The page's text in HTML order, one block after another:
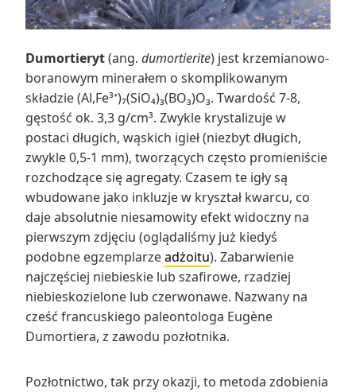
Dumortieryt(ang. dumortierite) jest krzemianowo-
boranowym minerałem o skomplikowanym
składzie (Al,Fe³⁺)₇(SiO₄)₃(BO₃)O₃. Twardość 7-8,
gęstość ok. 3,3 g/cm³. Zwykle krystalizuje w
postaci długich, wąskich igieł (niezbyt długich,
zwykle 0,5-1 mm), tworzących często promieniście
rozchodzące się agregaty. Czasem te igły są
wbudowane jako inkluzje w kryształ kwarcu, co
daje absolutnie niesamowity efekt widoczny na
pierwszym zdjęciu (oglądaliśmy już kiedyś
podobne egzemplarzeadżoitu). Zabarwienie
najczęściej niebieskie lub szafirowe, rzadziej
niebieskozielone lub czerwonawe. Nazwany na
cześć francuskiego paleontologa Eugène
Dumortiera, z zawodu pozłotnika.
Pozłotnictwo, tak przy okazji, to metoda zdobienia